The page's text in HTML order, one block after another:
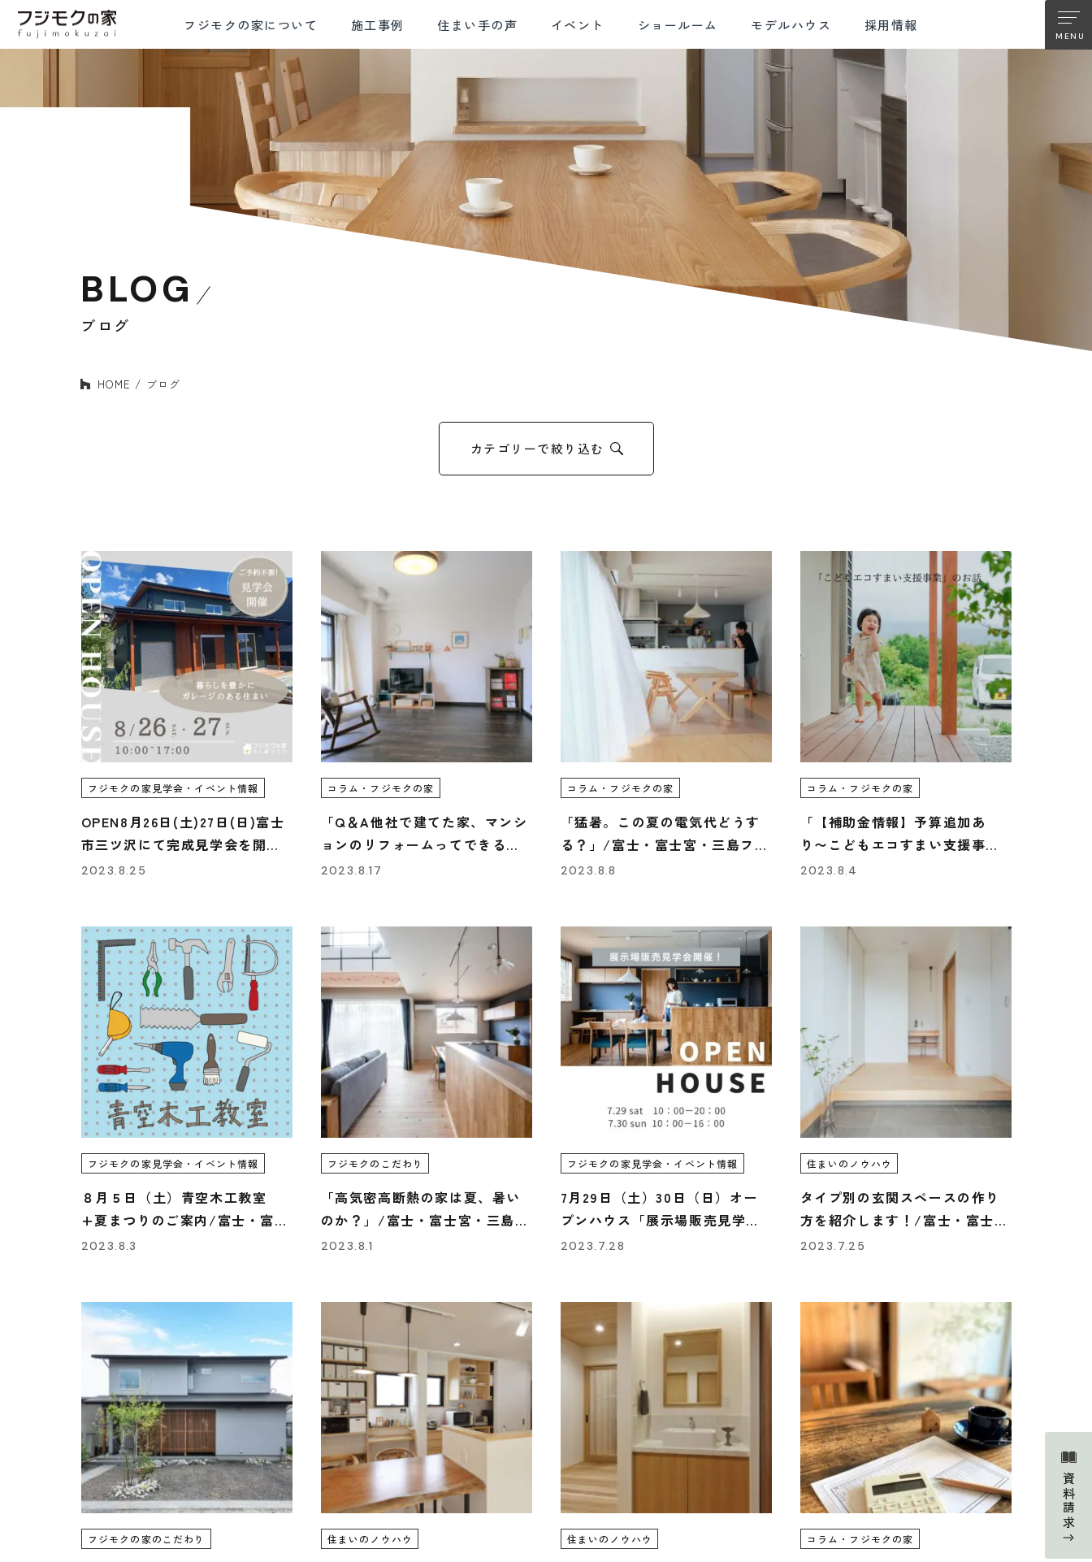
フジモクの家について
COMMITMENT TO WOOD
木材へのこだわり 設計とデザイン
SOLID HOUSING
PERFORMANCE
確かな住宅性能
QUALITY CONTROL
品質管理
AFTER SUPPORT
アフターサポート
FUJIMOKU RENOVATION
フジモクの
リノベーション
施工事例 住まい手の声 イベント ショールーム モデルハウス 採用情報
資料請求
REQUEST INFO
About FUJIMOKU’S HOUSE
フジモクの家について
木材へのこだわり
施工事例
Faq
よくあるご質問
Contact
BLOG
ブログ
HOME ブログ
カテゴリーで絞り込む
フジモクの家見学会・イベント情報
OPEN8月26日(土)27日(日)富士
市三ツ沢にて完成見学会を開催
します！
2023.8.25
コラム・フジモクの家
「Q＆A他社で建てた家、マンシ
ョンのリフォームってできる
の？」/富士・富士宮・三島フジ
2023.8.17
コラム・フジモクの家
「猛暑。この夏の電気代どうす
る？」/富士・富士宮・三島フジ
モクの家
2023.8.8
コラム・フジモクの家
「【補助金情報】予算追加あ
り〜こどもエコすまい支援事
業」/富士・富士宮・三島フジモ
2023.8.4
フジモクの家見学会・イベント情報
８月５日（土）青空木工教室
+夏まつりのご案内/富士・富士
宮・三島フジモクの家
2023.8.3
フジモクのこだわり
「高気密高断熱の家は夏、暑い
のか？」/富士・富士宮・三島フ
ジモクの家
2023.8.1
フジモクの家見学会・イベント情報
7月29日（土）30日（日）オー
プンハウス「展示場販売見学
会」のご案内
2023.7.28
住まいのノウハウ
タイプ別の玄関スペースの作り
方を紹介します！/富士・富士
宮・三島フジモクの家
2023.7.25
フジモクの家のこだわり 住まいのノウハウ 住まいのノウハウ コラム・フジモクの家
資料請求